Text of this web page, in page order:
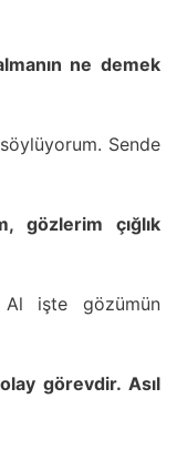
ne demek
Sende
gözlerim çığlık
işte gözümün
görevdir. Asıl